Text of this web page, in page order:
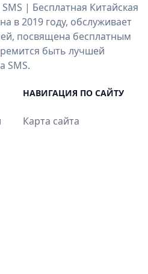
| Бесплатная Китайская
в 2019 году, обслуживает
посвящена бесплатным
быть лучшей
SMS.
НАВИГАЦИЯ ПО САЙТУ
Карта сайта